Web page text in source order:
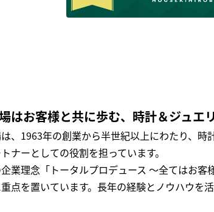
はお客様と共に歩む、時計＆ジュエ
、1963年の創業から半世紀以上にわたり、
ナーとしての役割を担っています。
業理念「トータルプロデュース ～全てはお
点を置いています。長年の経験とノウハウを